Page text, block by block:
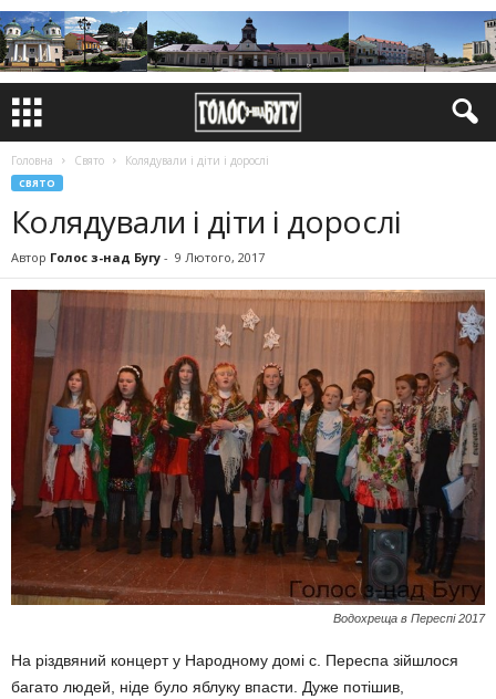
Головна Свято Колядували і діти і дорослі
СВЯТО
Колядували і діти і дорослі
Автор Голос з-над Бугу - 9 Лютого, 2017
Водохреща в Переспі 2017
На різдвяний концерт у Народному домі с. Переспа зійшлося
багато людей, ніде було яблуку впасти. Дуже потішив,